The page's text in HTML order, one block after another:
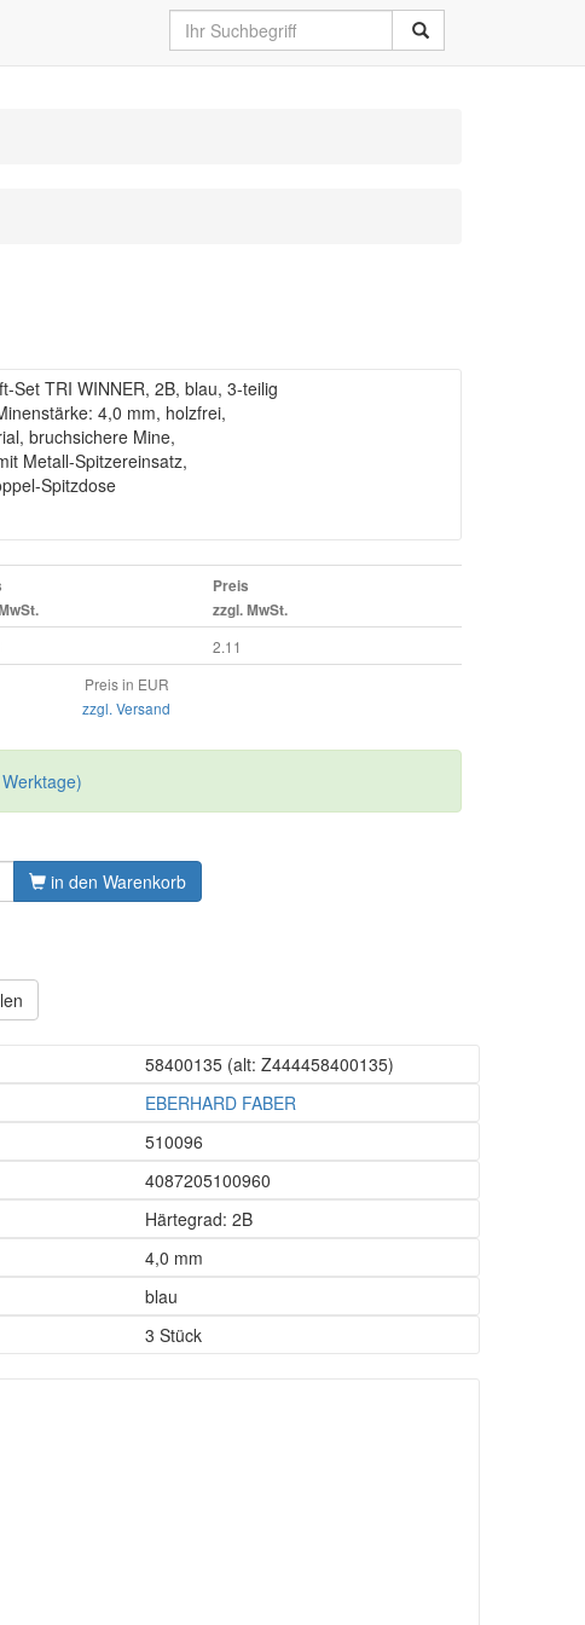
Set TRI WINNER, 2B, blau, 3-teilig
4,0 mm, holzfrei,
bruchsichere Mine,
Metall-Spitzereinsatz,
Spitzdose
Preis
zzgl. MwSt.
2.11
Preis in EUR
zzgl. Versand
in den Warenkorb
58400135(alt: Z444458400135)
EBERHARD FABER
510096
4087205100960
Härtegrad: 2B
4,0 mm
blau
3 Stück